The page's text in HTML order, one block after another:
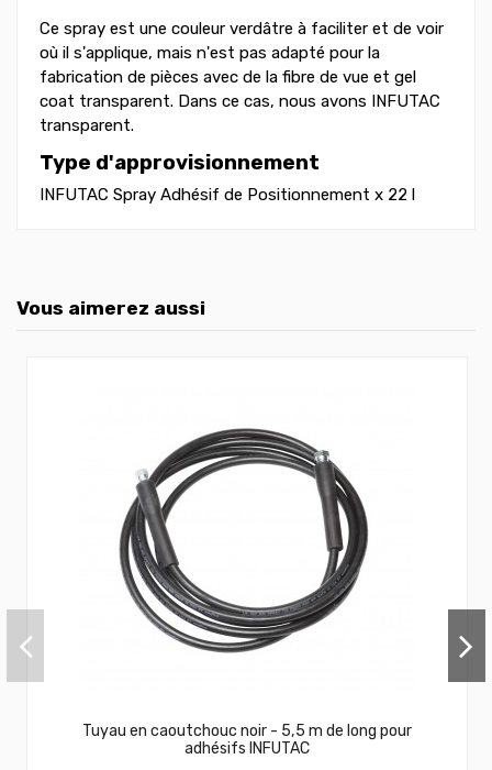
Ce spray est une couleur verdâtre à faciliter et de voir
où il s'applique, mais n'est pas adapté pour la
fabrication de pièces avec de la fibre de vue et gel
coat transparent. Dans ce cas, nous avons INFUTAC
transparent.
Type d'approvisionnement
INFUTAC Spray Adhésif de Positionnement x 22 l
Vous aimerez aussi
Tuyau en caoutchouc noir - 5,5 m de long pour
adhésifs INFUTAC